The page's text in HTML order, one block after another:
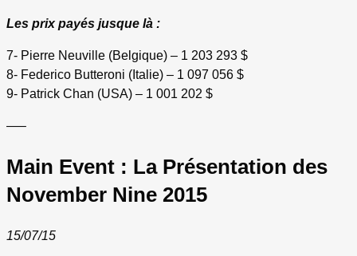
Les prix payés jusque là :
7- Pierre Neuville (Belgique) – 1 203 293 $
8- Federico Butteroni (Italie) – 1 097 056 $
9- Patrick Chan (USA) – 1 001 202 $
—–
Main Event : La Présentation des
November Nine 2015
15/07/15